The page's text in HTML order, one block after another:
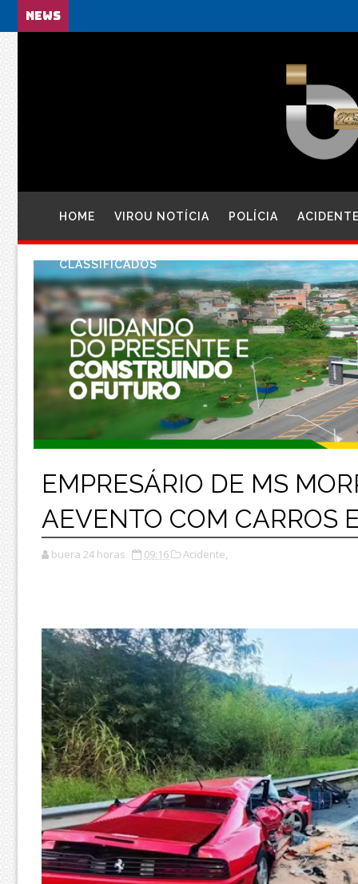
NEWS
HOME VIROU NOTÍCIA POLÍCIA
CLASSIFICADOS
EMPRESÁRIO DE MS
AEVENTO COM CARROS
buera 24 horas 09:16 Acidente,